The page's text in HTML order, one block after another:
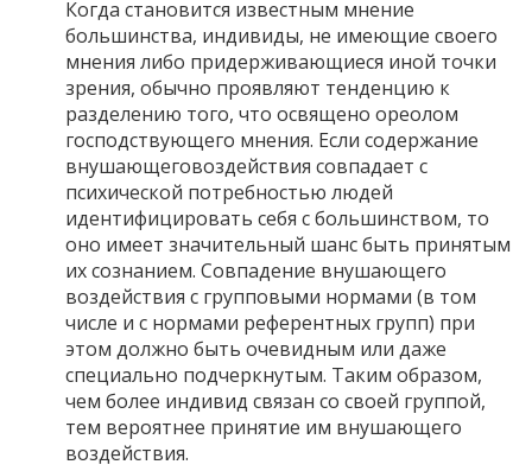
Когда становится известным мнение
большинства, индивиды, не имеющие своего
мнения либо придерживающиеся иной точки
зрения, обычно проявляют тенденцию к
разделению того, что освящено ореолом
господствующего мнения. Если содержание
внушающеговоздействия совпадает с
психической потребностью людей
идентифицировать себя с большинством, то
оно имеет значительный шанс быть принятым
их сознанием. Совпадение внушающего
воздействия с групповыми нормами (в том
числе и с нормами референтных групп) при
этом должно быть очевидным или даже
специально подчеркнутым. Таким образом,
чем более индивид связан со своей группой,
тем вероятнее принятие им внушающего
воздействия.